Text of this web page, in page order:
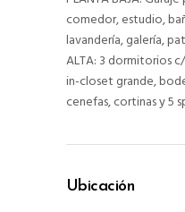
comedor, estudio,
lavandería, galería,
ALTA: 3 dormitorios
in-closet grande,
cenefas, cortinas y 5
Ubicación